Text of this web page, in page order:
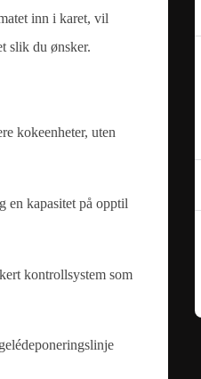
inn i karet, vil
slik du ønsker.
kokeenheter, uten
kapasitet på opptil
kontrollsystem som